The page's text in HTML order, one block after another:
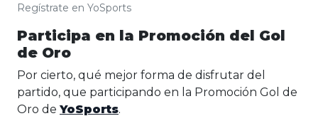
Regístrate en YoSports
Participa en la Promoción del Gol
de Oro
Por cierto, qué mejor forma de disfrutar del
partido, que participando en la Promoción Gol de
Oro de YoSports.